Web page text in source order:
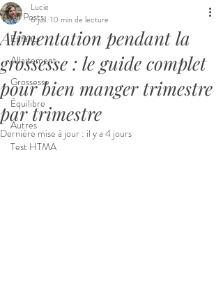
All Posts
Enfants
Allaitement
Grossesse
Équilibre
Autres
Test HTMA
Alimentation pendant la
grossesse : le guide complet
pour bien manger trimestre
par trimestre
Lucie
6 juil. 10 min de lecture
Dernière mise à jour : il y a 4 jours